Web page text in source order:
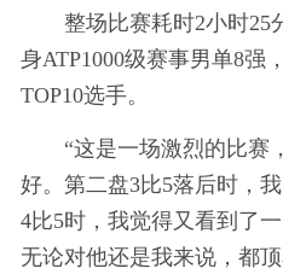
整场比赛耗时2小时25
身ATP1000级赛事男单8强
TOP10选手。
“这是一场激烈的比赛
好。第二盘3比5落后时，
4比5时，我觉得又看到了
无论对他还是我来说，都